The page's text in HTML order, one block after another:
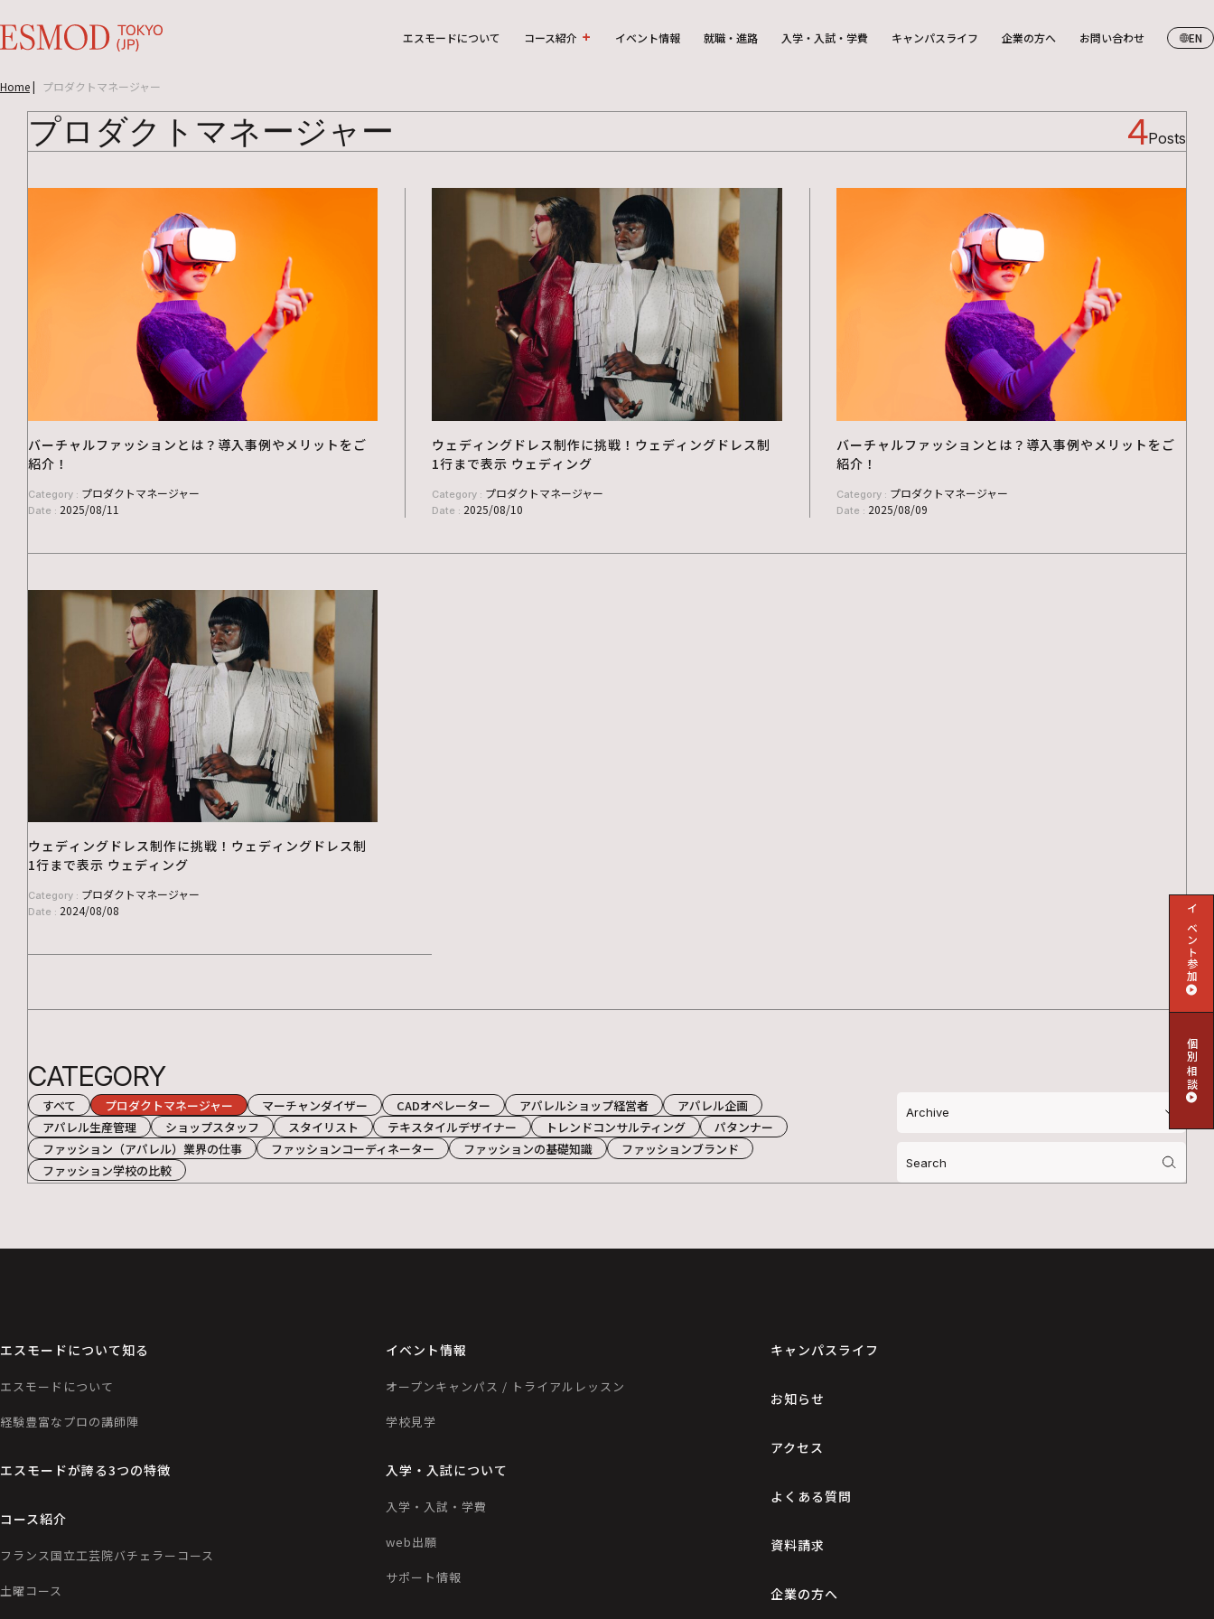
エスモードについて コース紹介 イベント情報 就職・進路 入学・入試・学費 キャンパスライフ 企業の方へ お問い合わせ EN
Home| プロダクトマネージャー
プロダクトマネージャー 4Posts
バーチャルファッションとは？導入事例やメリットをご
紹介！
Category : プロダクトマネージャー
Date : 2025/08/11
ウェディングドレス制作に挑戦！ウェディングドレス制
1行まで表示 ウェディング
Category : プロダクトマネージャー
Date : 2025/08/10
バーチャルファッションとは？導入事例やメリットをご
紹介！
Category : プロダクトマネージャー
Date : 2025/08/09
ウェディングドレス制作に挑戦！ウェディングドレス制
1行まで表示 ウェディング
Category : プロダクトマネージャー
Date : 2024/08/08
CATEGORY
すべて プロダクトマネージャー マーチャンダイザー CADオペレーター アパレルショップ経営者
アパレル企画
アパレル生産管理
ショップスタッフ スタイリスト テキスタイルデザイナー トレンドコンサルティング
パタンナー
ファッション（アパレル）業界の仕事
ファッションコーディネーター ファッションの基礎知識
ファッションブランド
ファッション学校の比較
for:
エスモードについて知る
エスモードについて
経験豊富なプロの講師陣
エスモードが誇る3つの特徴
コース紹介
フランス国立工芸院バチェラーコース
土曜コース
イベント情報
オープンキャンパス / トライアルレッスン
学校見学
入学・入試について
入学・入試・学費
web出願
サポート情報
キャンパスライフ
お知らせ
アクセス
よくある質問
資料請求
企業の方へ
イベント参加
個別相談